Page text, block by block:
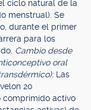
ciclo natural de la
menstrual). Se
durante el primer
para los
Cambio desde
oral
Las
20
comprimido activo